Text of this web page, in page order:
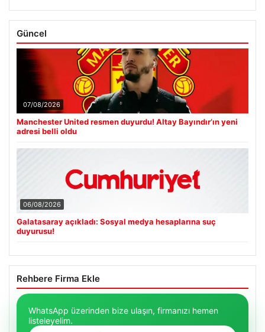
Güncel
07/08/2026
Manchester United resmen duyurdu! Altay Bayındır’ın yeni
adresi belli oldu
06/08/2026
Galatasaray açıkladı: Sosyal medya hesaplarına suç
duyurusu!
Rehbere Firma Ekle
WhatsApp üzerinden bize ulaşın, firmanızı hemen
listeleyelim.